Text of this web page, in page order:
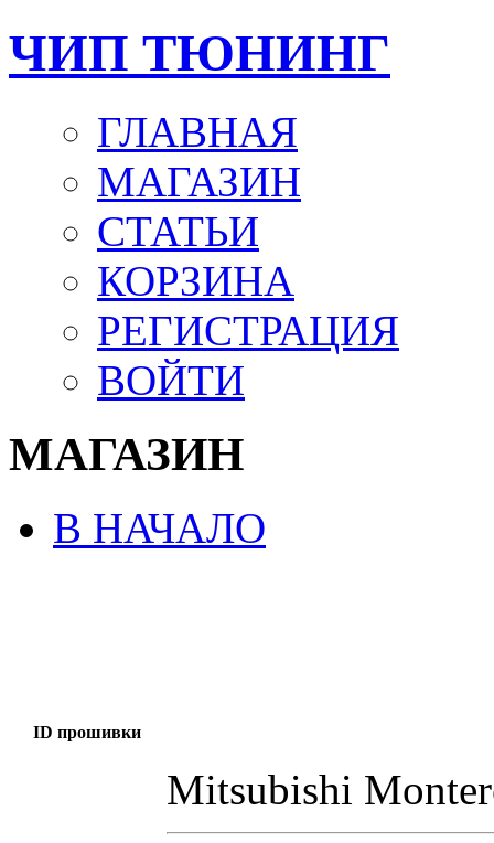
ЧИП ТЮНИНГ
ГЛАВНАЯ
МАГАЗИН
СТАТЬИ
КОРЗИНА
РЕГИСТРАЦИЯ
ВОЙТИ
МАГАЗИН
В НАЧАЛО
ID прошивки
Mitsubishi